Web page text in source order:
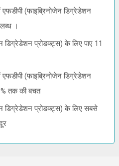
एफडीपी (फाइब्रिनोजेन डिग्रेडेशन
।
डिग्रेडेशन प्रोडक्ट्स) के लिए पाए 11
एफडीपी (फाइब्रिनोजेन डिग्रेडेशन
तक की बचत
डिग्रेडेशन प्रोडक्ट्स) के लिए सबसे